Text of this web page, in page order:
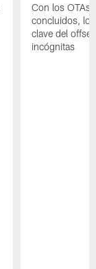
Con los OTAs
concluidos,
clave del
incógnitas